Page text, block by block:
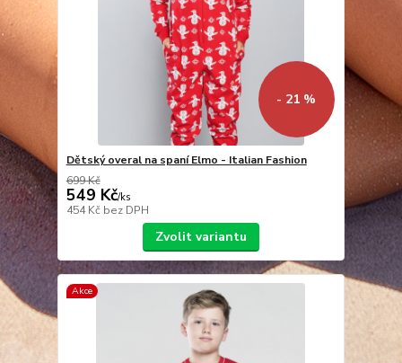
- 21 %
Dětský overal na spaní Elmo - Italian Fashion
699 Kč
549 Kč/ks
454 Kč bez DPH
Zvolit variantu
Akce